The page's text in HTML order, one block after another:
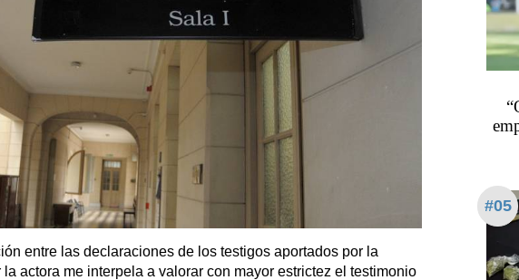
entre las declaraciones de los testigos aportados por la
actora me interpela a valorar con mayor estrictez el testimonio
#05